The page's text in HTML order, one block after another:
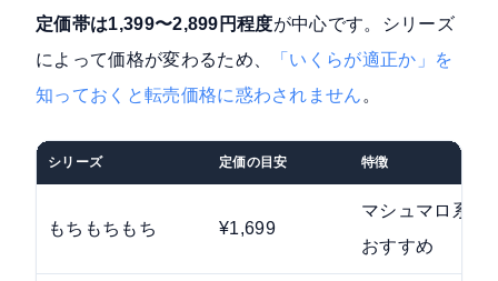
定価帯は1,399〜2,899円程度が中心です。シリーズ
によって価格が変わるため、
「いくらが適正か」を
知っておくと転売価格に惑わされません 。
シリーズ 定価の目安 特徴
もちもちもち ¥1,699
マシュマロ系の
おすすめ